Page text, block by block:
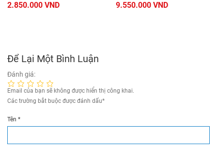
2.850.000 VND 9.550.000 VND
Để Lại Một Bình Luận
Đánh giá:
Email của bạn sẽ không được hiển thị công khai.
Các trường bắt buộc được đánh dấu*
Tên *